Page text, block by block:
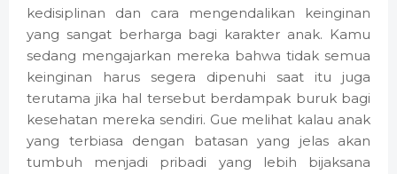
kedisiplinan dan cara mengendalikan keinginan
yang sangat berharga bagi karakter anak. Kamu
sedang mengajarkan mereka bahwa tidak semua
keinginan harus segera dipenuhi saat itu juga
terutama jika hal tersebut berdampak buruk bagi
kesehatan mereka sendiri. Gue melihat kalau anak
yang terbiasa dengan batasan yang jelas akan
tumbuh menjadi pribadi yang lebih bijaksana